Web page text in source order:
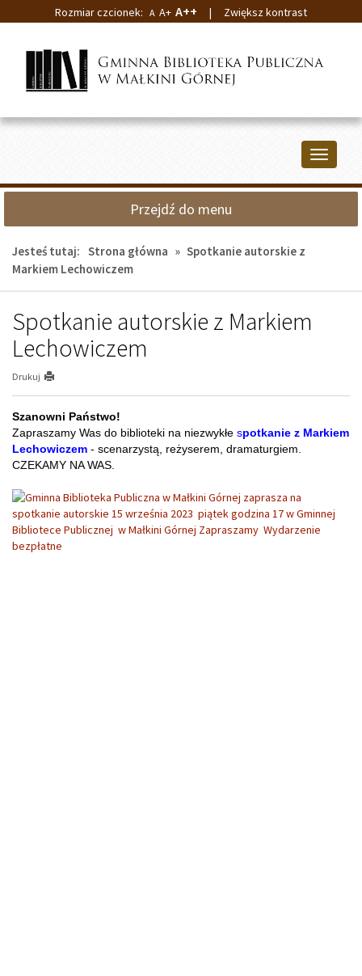
wyszukiwarki
Rozmiar czcionek: A A+ A++ | Zwiększ kontrast
Przełącz
Przejdź do menu
Jesteś tutaj: Strona główna » Spotkanie autorskie z
Markiem Lechowiczem
Spotkanie autorskie z Markiem
Lechowiczem
Drukuj
Szanowni Państwo!
Zapraszamy Was do biblioteki na niezwykłe spotkanie z Markiem
Lechowiczem - scenarzystą, reżyserem, dramaturgiem.
CZEKAMY NA WAS.